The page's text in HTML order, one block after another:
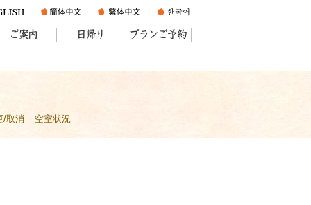
ご案内 日帰り プランご予約
/取消 空室状況